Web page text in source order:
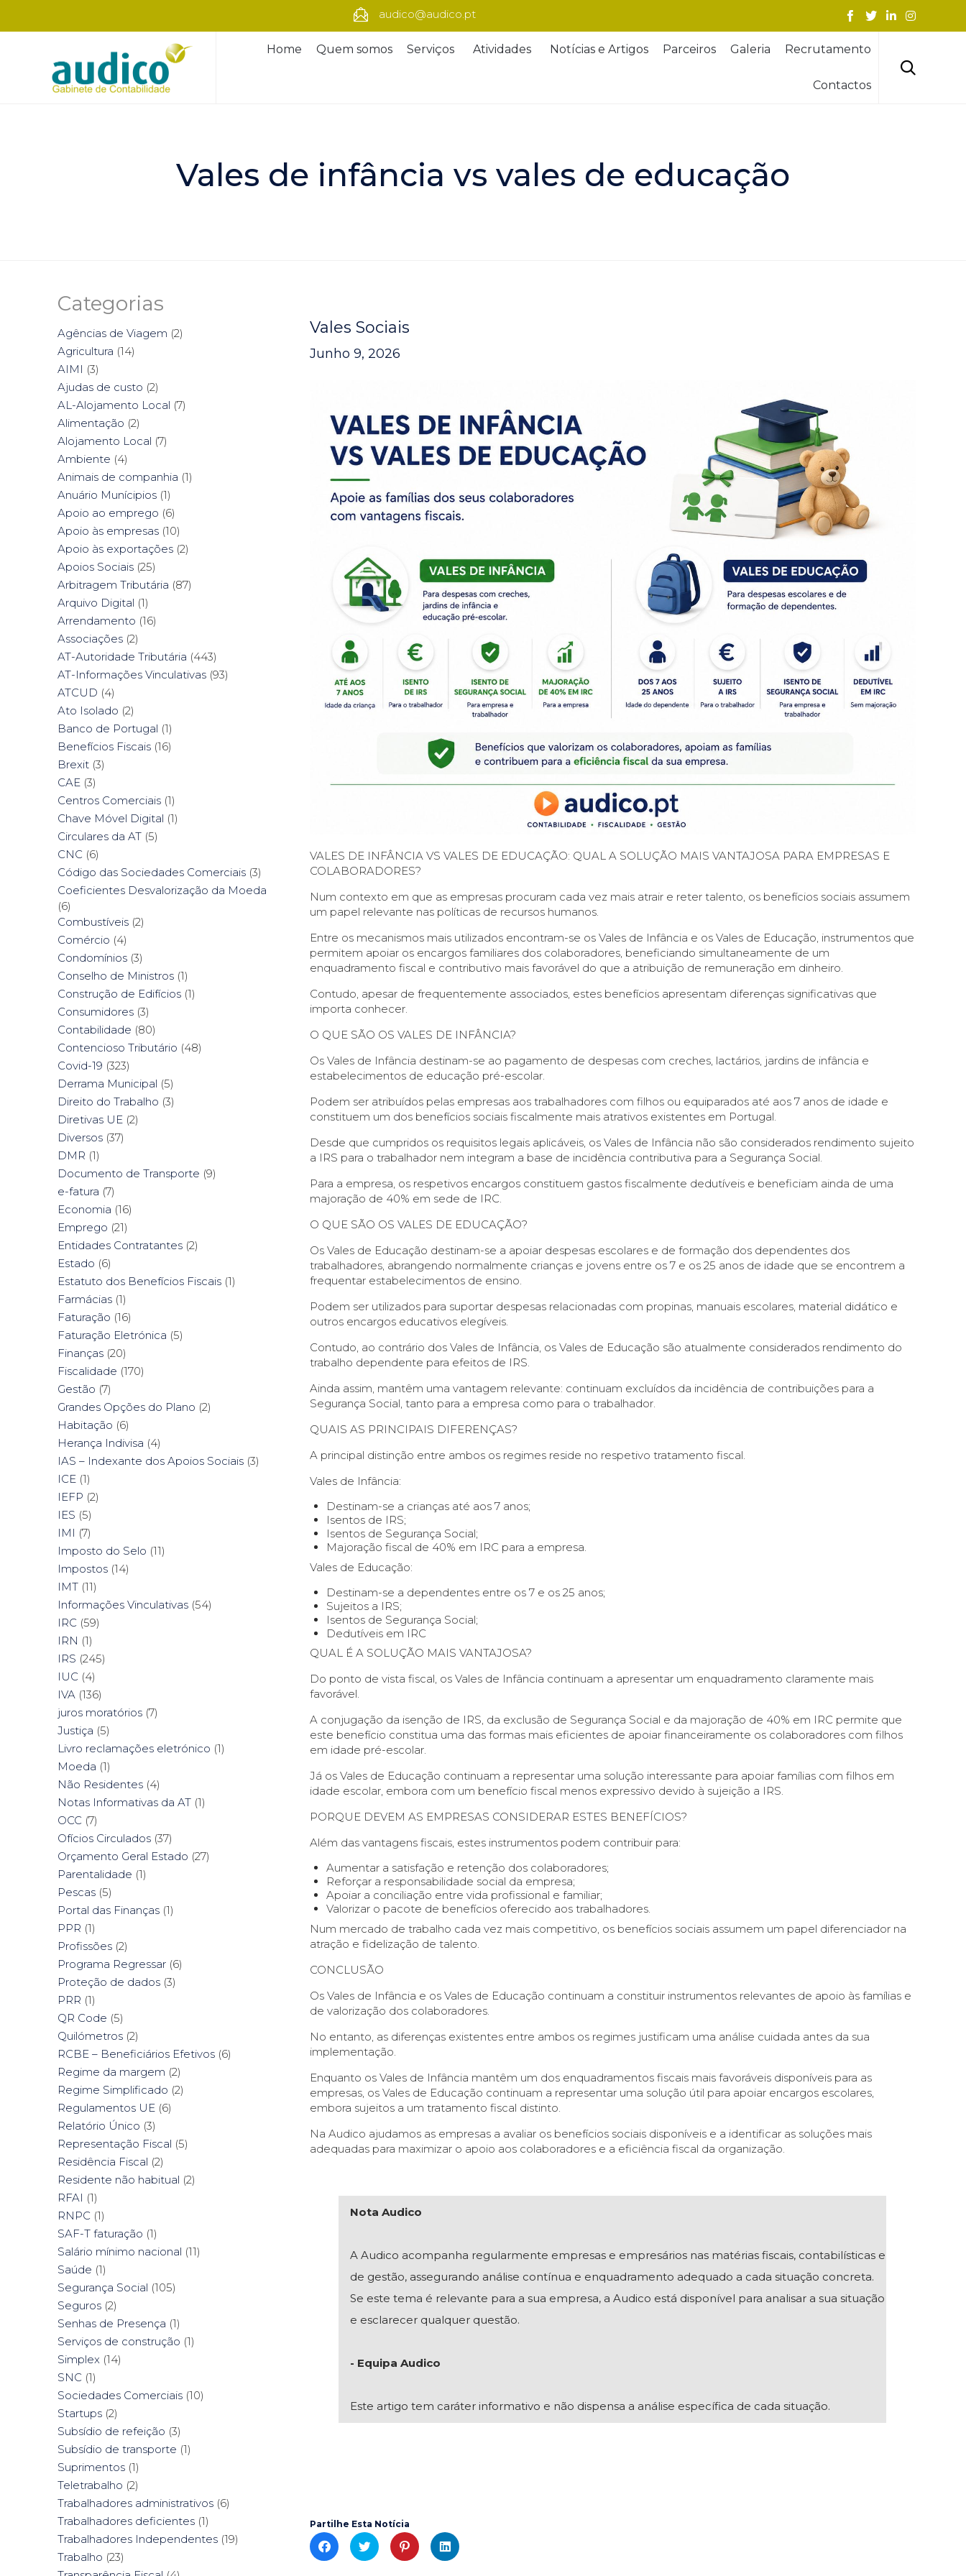
audico@audico.pt
content
Home Quem somos Serviços Atividades Notícias e Artigos Parceiros Galeria Recrutamento
Contactos

Vales de infância vs vales de educação
Vales Sociais
Junho 9, 2026
VALES DE INFÂNCIA VS VALES DE EDUCAÇÃO: QUAL A SOLUÇÃO MAIS VANTAJOSA PARA EMPRESAS E
COLABORADORES?
Num contexto em que as empresas procuram cada vez mais atrair e reter talento, os benefícios sociais assumem
um papel relevante nas políticas de recursos humanos.
Entre os mecanismos mais utilizados encontram-se os Vales de Infância e os Vales de Educação, instrumentos que
permitem apoiar os encargos familiares dos colaboradores, beneficiando simultaneamente de um
enquadramento fiscal e contributivo mais favorável do que a atribuição de remuneração em dinheiro.
Contudo, apesar de frequentemente associados, estes benefícios apresentam diferenças significativas que
importa conhecer.
O QUE SÃO OS VALES DE INFÂNCIA?
Os Vales de Infância destinam-se ao pagamento de despesas com creches, lactários, jardins de infância e
estabelecimentos de educação pré-escolar.
Podem ser atribuídos pelas empresas aos trabalhadores com filhos ou equiparados até aos 7 anos de idade e
constituem um dos benefícios sociais fiscalmente mais atrativos existentes em Portugal.
Desde que cumpridos os requisitos legais aplicáveis, os Vales de Infância não são considerados rendimento sujeito
a IRS para o trabalhador nem integram a base de incidência contributiva para a Segurança Social.
Para a empresa, os respetivos encargos constituem gastos fiscalmente dedutíveis e beneficiam ainda de uma
majoração de 40% em sede de IRC.
O QUE SÃO OS VALES DE EDUCAÇÃO?
Os Vales de Educação destinam-se a apoiar despesas escolares e de formação dos dependentes dos
trabalhadores, abrangendo normalmente crianças e jovens entre os 7 e os 25 anos de idade que se encontrem a
frequentar estabelecimentos de ensino.
Podem ser utilizados para suportar despesas relacionadas com propinas, manuais escolares, material didático e
outros encargos educativos elegíveis.
Contudo, ao contrário dos Vales de Infância, os Vales de Educação são atualmente considerados rendimento do
trabalho dependente para efeitos de IRS.
Ainda assim, mantêm uma vantagem relevante: continuam excluídos da incidência de contribuições para a
Segurança Social, tanto para a empresa como para o trabalhador.
QUAIS AS PRINCIPAIS DIFERENÇAS?
A principal distinção entre ambos os regimes reside no respetivo tratamento fiscal.
Vales de Infância:
Destinam-se a crianças até aos 7 anos;
Isentos de IRS;
Isentos de Segurança Social;
Majoração fiscal de 40% em IRC para a empresa.
Vales de Educação:
Destinam-se a dependentes entre os 7 e os 25 anos;
Sujeitos a IRS;
Isentos de Segurança Social;
Dedutíveis em IRC
QUAL É A SOLUÇÃO MAIS VANTAJOSA?
Do ponto de vista fiscal, os Vales de Infância continuam a apresentar um enquadramento claramente mais
favorável.
A conjugação da isenção de IRS, da exclusão de Segurança Social e da majoração de 40% em IRC permite que
este benefício constitua uma das formas mais eficientes de apoiar financeiramente os colaboradores com filhos
em idade pré-escolar.
Já os Vales de Educação continuam a representar uma solução interessante para apoiar famílias com filhos em
idade escolar, embora com um benefício fiscal menos expressivo devido à sujeição a IRS.
PORQUE DEVEM AS EMPRESAS CONSIDERAR ESTES BENEFÍCIOS?
Além das vantagens fiscais, estes instrumentos podem contribuir para:
Aumentar a satisfação e retenção dos colaboradores;
Reforçar a responsabilidade social da empresa;
Apoiar a conciliação entre vida profissional e familiar;
Valorizar o pacote de benefícios oferecido aos trabalhadores.
Num mercado de trabalho cada vez mais competitivo, os benefícios sociais assumem um papel diferenciador na
atração e fidelização de talento.
CONCLUSÃO
Os Vales de Infância e os Vales de Educação continuam a constituir instrumentos relevantes de apoio às famílias e
de valorização dos colaboradores.
No entanto, as diferenças existentes entre ambos os regimes justificam uma análise cuidada antes da sua
implementação.
Enquanto os Vales de Infância mantêm um dos enquadramentos fiscais mais favoráveis disponíveis para as
empresas, os Vales de Educação continuam a representar uma solução útil para apoiar encargos escolares,
embora sujeitos a um tratamento fiscal distinto.
Na Audico ajudamos as empresas a avaliar os benefícios sociais disponíveis e a identificar as soluções mais
adequadas para maximizar o apoio aos colaboradores e a eficiência fiscal da organização.
Nota Audico
A Audico acompanha regularmente empresas e empresários nas matérias fiscais, contabilísticas e
de gestão, assegurando análise contínua e enquadramento adequado a cada situação concreta.
Se este tema é relevante para a sua empresa, a Audico está disponível para analisar a sua situação
e esclarecer qualquer questão.
- Equipa Audico
Este artigo tem caráter informativo e não dispensa a análise específica de cada situação.
Partilhe Esta Notícia
C
i
C
i
C
i
C
i
Categorias
Agências de Viagem (2)
Agricultura (14)
AIMI (3)
Ajudas de custo (2)
AL-Alojamento Local (7)
Alimentação (2)
Alojamento Local (7)
Ambiente (4)
Animais de companhia (1)
Anuário Munícipios (1)
Apoio ao emprego (6)
Apoio às empresas (10)
Apoio às exportações (2)
Apoios Sociais (25)
Arbitragem Tributária (87)
Arquivo Digital (1)
Arrendamento (16)
Associações (2)
AT-Autoridade Tributária (443)
AT-Informações Vinculativas (93)
ATCUD (4)
Ato Isolado (2)
Banco de Portugal (1)
Benefícios Fiscais (16)
Brexit (3)
CAE (3)
Centros Comerciais (1)
Chave Móvel Digital (1)
Circulares da AT (5)
CNC (6)
Código das Sociedades Comerciais (3)
Coeficientes Desvalorização da Moeda
(6)
Combustíveis (2)
Comércio (4)
Condomínios (3)
Conselho de Ministros (1)
Construção de Edifícios (1)
Consumidores (3)
Contabilidade (80)
Contencioso Tributário (48)
Covid-19 (323)
Derrama Municipal (5)
Direito do Trabalho (3)
Diretivas UE (2)
Diversos (37)
DMR (1)
Documento de Transporte (9)
e-fatura (7)
Economia (16)
Emprego (21)
Entidades Contratantes (2)
Estado (6)
Estatuto dos Benefícios Fiscais (1)
Farmácias (1)
Faturação (16)
Faturação Eletrónica (5)
Finanças (20)
Fiscalidade (170)
Gestão (7)
Grandes Opções do Plano (2)
Habitação (6)
Herança Indivisa (4)
IAS – Indexante dos Apoios Sociais (3)
ICE (1)
IEFP (2)
IES (5)
IMI (7)
Imposto do Selo (11)
Impostos (14)
IMT (11)
Informações Vinculativas (54)
IRC (59)
IRN (1)
IRS (245)
IUC (4)
IVA (136)
juros moratórios (7)
Justiça (5)
Livro reclamações eletrónico (1)
Moeda (1)
Não Residentes (4)
Notas Informativas da AT (1)
OCC (7)
Ofícios Circulados (37)
Orçamento Geral Estado (27)
Parentalidade (1)
Pescas (5)
Portal das Finanças (1)
PPR (1)
Profissões (2)
Programa Regressar (6)
Proteção de dados (3)
PRR (1)
QR Code (5)
Quilómetros (2)
RCBE – Beneficiários Efetivos (6)
Regime da margem (2)
Regime Simplificado (2)
Regulamentos UE (6)
Relatório Único (3)
Representação Fiscal (5)
Residência Fiscal (2)
Residente não habitual (2)
RFAI (1)
RNPC (1)
SAF-T faturação (1)
Salário mínimo nacional (11)
Saúde (1)
Segurança Social (105)
Seguros (2)
Senhas de Presença (1)
Serviços de construção (1)
Simplex (14)
SNC (1)
Sociedades Comerciais (10)
Startups (2)
Subsídio de refeição (3)
Subsídio de transporte (1)
Suprimentos (1)
Teletrabalho (2)
Trabalhadores administrativos (6)
Trabalhadores deficientes (1)
Trabalhadores Independentes (19)
Trabalho (23)